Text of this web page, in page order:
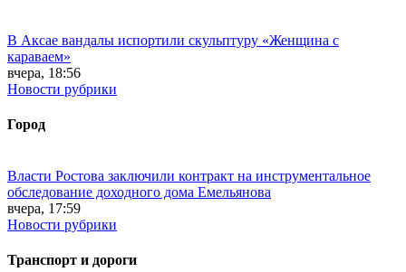
В Аксае вандалы испортили скульптуру «Женщина с
караваем»
вчера, 18:56
Новости рубрики
Город
Власти Ростова заключили контракт на инструментальное
обследование доходного дома Емельянова
вчера, 17:59
Новости рубрики
Транспорт и дороги